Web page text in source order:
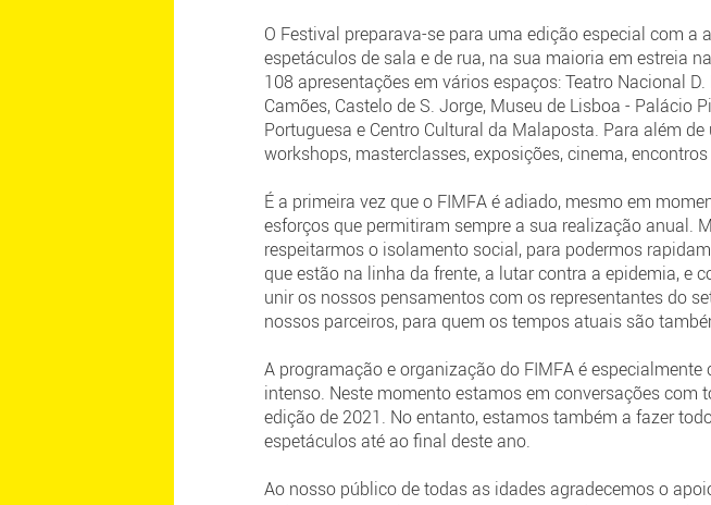
O Festival preparava-se para uma edição especial com
espetáculos de sala e de rua, na sua maioria em estreia
108 apresentações em vários espaços: Teatro Nacional
Camões, Castelo de S. Jorge, Museu de Lisboa - Palácio
Portuguesa e Centro Cultural da Malaposta. Para além
workshops, masterclasses, exposições, cinema,
É a primeira vez que o FIMFA é adiado, mesmo em
esforços que permitiram sempre a sua realização anual.
respeitarmos o isolamento social, para podermos
que estão na linha da frente, a lutar contra a epidemia, e
unir os nossos pensamentos com os representantes do
nossos parceiros, para quem os tempos atuais são
A programação e organização do FIMFA é
intenso. Neste momento estamos em conversações
edição de 2021. No entanto, estamos também a fazer
espetáculos até ao final deste ano.
Ao nosso público de todas as idades agradecemos o